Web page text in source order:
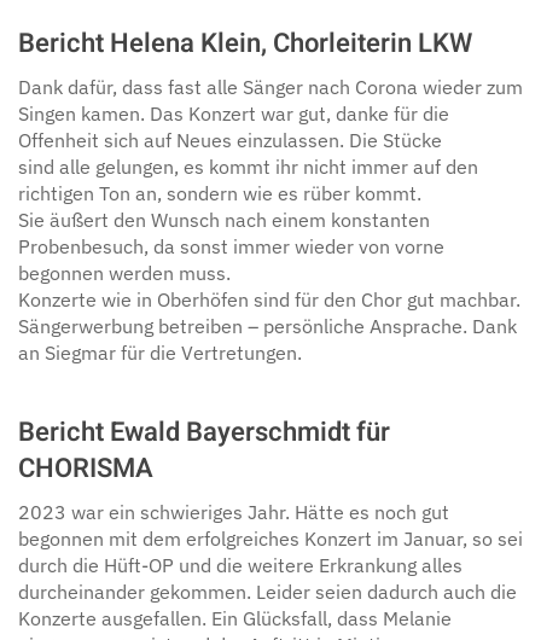
Bericht Helena Klein, Chorleiterin LKW
Dank dafür, dass fast alle Sänger nach Corona wieder zum
Singen kamen. Das Konzert war gut, danke für die
Offenheit sich auf Neues einzulassen. Die Stücke
sind alle gelungen, es kommt ihr nicht immer auf den
richtigen Ton an, sondern wie es rüber kommt.
Sie äußert den Wunsch nach einem konstanten
Probenbesuch, da sonst immer wieder von vorne
begonnen werden muss.
Konzerte wie in Oberhöfen sind für den Chor gut machbar.
Sängerwerbung betreiben – persönliche Ansprache. Dank
an Siegmar für die Vertretungen.
Bericht Ewald Bayerschmidt für
CHORISMA
2023 war ein schwieriges Jahr. Hätte es noch gut
begonnen mit dem erfolgreiches Konzert im Januar, so sei
durch die Hüft-OP und die weitere Erkrankung alles
durcheinander gekommen. Leider seien dadurch auch die
Konzerte ausgefallen. Ein Glücksfall, dass Melanie